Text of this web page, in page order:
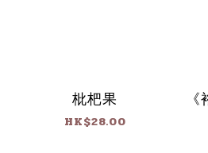
枇杷果
HK$28.00